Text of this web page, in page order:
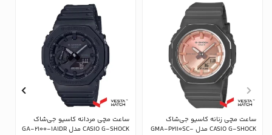
ساعت مچی زنانه کاسیو جی‌شاک
CASIO G-SHOCK مدل GMA-P2110SC-
ساعت مچی مردانه کاسیو جی‌شاک
CASIO G-SHOCK مدل GA-2100-1A1DR